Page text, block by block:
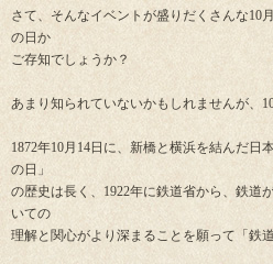
さて、そんなイベントが盛りだくさんな10
の日か
ご存知でしょうか？
あまり知られていないかもしれませんが、
1872年10月14日に、新橋と横浜を結んだ日
の日」
の歴史は長く、1922年に鉄道省から、鉄道
いての
理解と関心がより深まることを願って「鉄